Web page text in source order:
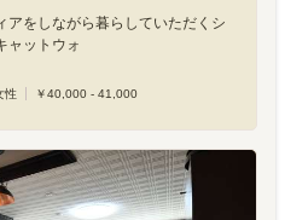
アをしながら暮らしていただくシ
ャットウォ
性 ￥40,000 - 41,000